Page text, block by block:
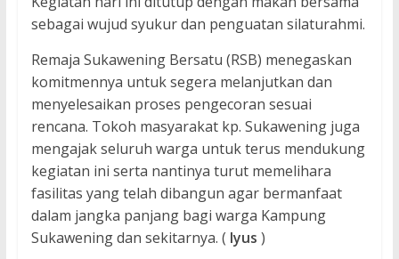
sebagai wujud syukur dan penguatan silaturahmi.
Remaja Sukawening Bersatu (RSB) menegaskan
komitmennya untuk segera melanjutkan dan
menyelesaikan proses pengecoran sesuai
rencana. Tokoh masyarakat kp. Sukawening juga
mengajak seluruh warga untuk terus mendukung
kegiatan ini serta nantinya turut memelihara
fasilitas yang telah dibangun agar bermanfaat
dalam jangka panjang bagi warga Kampung
Sukawening dan sekitarnya. ( Iyus )